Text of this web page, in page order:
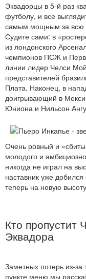
Эквадорцы в 5-й раз
футболу, и все
самым мощным за всю
Судите сами: в
из лондонского
чемпионов ПСЖ и
линии лидер Челси
представителей
Плата. Наконец, в
доигрывающий в
Юниона и Нильсон
Очень ровный и
молодого и
никогда не играл на
наставник уже
теперь на новую
Кто пропустит
Эквадора
Заметных потерь из-за
пункте меню мы